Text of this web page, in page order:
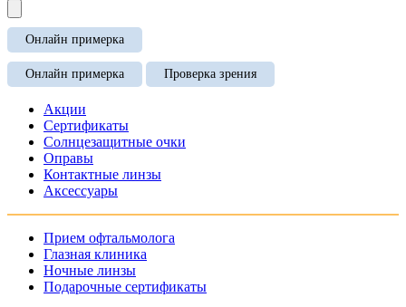
Онлайн примерка
Онлайн примерка Проверка зрения
Акции
Сертификаты
Солнцезащитные очки
Оправы
Контактные линзы
Аксессуары
Прием офтальмолога
Глазная клиника
Ночные линзы
Подарочные сертификаты